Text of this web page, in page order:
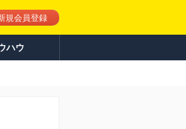
規会員登録
ハウ